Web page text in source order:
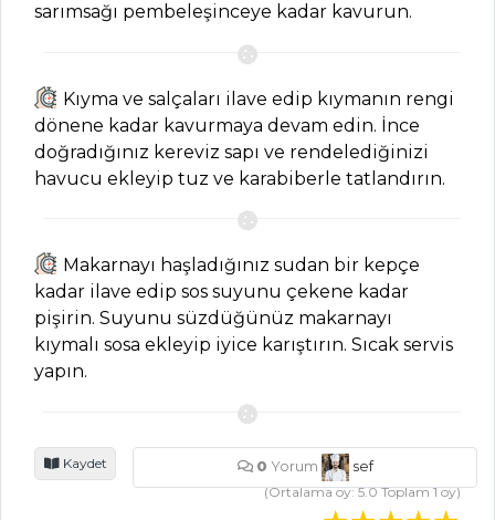
Cevizli Kayısılı
Hamur İşleri Tüm
Tarifleri
Bahar
Zeytinyağlısı Tarifi,
Nasıl Yapılır?
Zeytinyağlı
Karnıyarık Tarifi,
sarımsağı pembeleşinceye kadar kavurun.
Kıyma ve salçaları ilave edip kıymanın rengi
dönene kadar kavurmaya devam edin. İnce
doğradığınız kereviz sapı ve rendelediğinizi
havucu ekleyip tuz ve karabiberle tatlandırın.
Makarnayı haşladığınız sudan bir kepçe
kadar ilave edip sos suyunu çekene kadar
pişirin. Suyunu süzdüğünüz makarnayı
kıymalı sosa ekleyip iyice karıştırın. Sıcak servis
yapın.
Kaydet 0 Yorum
sef
(Ortalama oy:5.0Toplam1oy)